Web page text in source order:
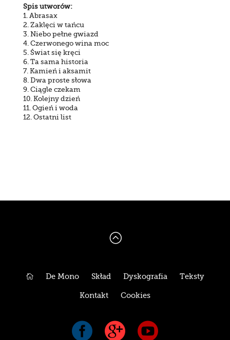
Spis utworów:
1. Abrasax
2. Zaklęci w tańcu
3. Niebo pełne gwiazd
4. Czerwonego wina moc
5. Świat się kręci
6. Ta sama historia
7. Kamień i aksamit
8. Dwa proste słowa
9. Ciągle czekam
10. Kolejny dzień
11. Ogień i woda
12. Ostatni list
:
 De Mono Skład Dyskografia Teksty
Kontakt Cookies
  